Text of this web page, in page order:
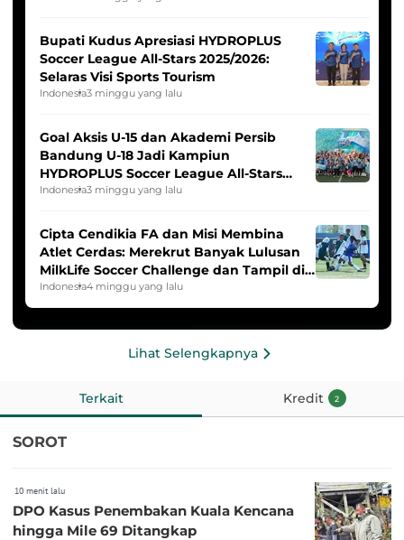
Bupati Kudus Apresiasi HYDROPLUS
Soccer League All-Stars 2025/2026:
Selaras Visi Sports Tourism
Indonesia3 minggu yang lalu
Goal Aksis U-15 dan Akademi Persib
Bandung U-18 Jadi Kampiun
HYDROPLUS Soccer League All-Stars
2025/2026
Indonesia3 minggu yang lalu
Cipta Cendikia FA dan Misi Membina
Atlet Cerdas: Merekrut Banyak Lulusan
MilkLife Soccer Challenge dan Tampil di
HYDROPLUS Soccer League
Indonesia4 minggu yang lalu
Lihat Selengkapnya
Terkait Kredit 2
SOROT
10 menit lalu
DPO Kasus Penembakan Kuala Kencana
hingga Mile 69 Ditangkap